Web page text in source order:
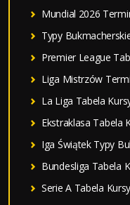
Mundial 2026
Typy
Premier League
Liga Mistrzów
La Liga Tabela
Ekstraklasa Tabela
Iga Świątek Typy
Bundesliga Tabela
Serie A Tabela Kursy